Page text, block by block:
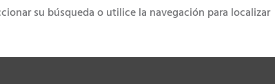
su búsqueda o utilice la navegación para localizar